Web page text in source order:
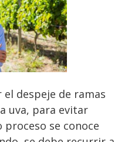
despeje de ramas
uva, para evitar
se conoce